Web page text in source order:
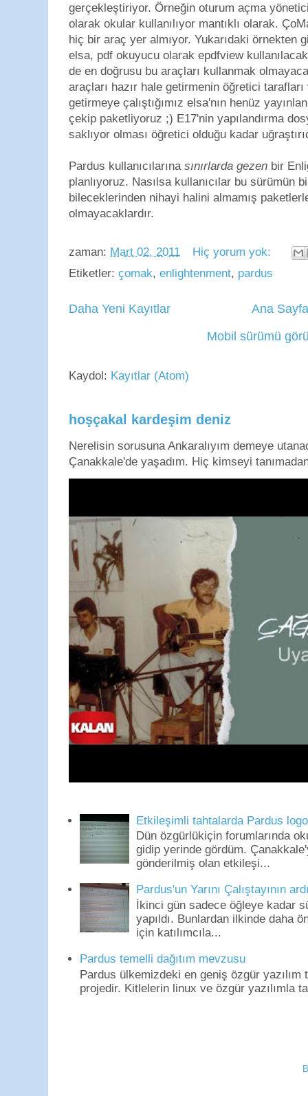
gerçekleştiriyor. Örneğin oturum açma
olarak okular kullanılıyor mantıklı olarak.
hiç bir araç yer almıyor. Yukarıdaki örnekten
elsa, pdf okuyucu olarak epdfview
de en doğrusu bu araçları kullanmak
araçları hazır hale getirmenin öğretici
getirmeye çalıştığımız elsa'nın henüz
çekip paketliyoruz ;) E17'nin yapılandırma
saklıyor olması öğretici olduğu kadar
Pardus kullanıcılarına sınırlarda gezen bir
planlıyoruz. Nasılsa kullanıcılar bu sürümün
bileceklerinden nihayi halini almamış
olmayacaklardır.
zaman: Mart 02, 2011
Hiç yorum yok:
Etiketler: çomak, enlightenment, pardus
Daha Yeni Kayıtlar
Ana
Mobil sürümü
Kaydol: Kayıtlar (Atom)
hoşçakal kardeşim deniz
Nerelisin sorusuna Ankaralıyım demeye
Çanakkale'de yaşadım. Hiç kimseyi
Etkileşimli tahtalarda Pardus
Dün özgürlükiçin forumlarında
gidip yerinde gördüm.
gönderilmiş olan etkileşi...
Pardus'un Yarını Çalıştayının
İkinci gün sadece öğleye kadar
yapıldı. Bunlardan ilkinde daha
için katılımcıla...
Pardus temelli dağıtım mevzusu
Pardus ülkemizdeki en geniş özgür
projedir. Kitlelerin linux ve özgür yazılımla